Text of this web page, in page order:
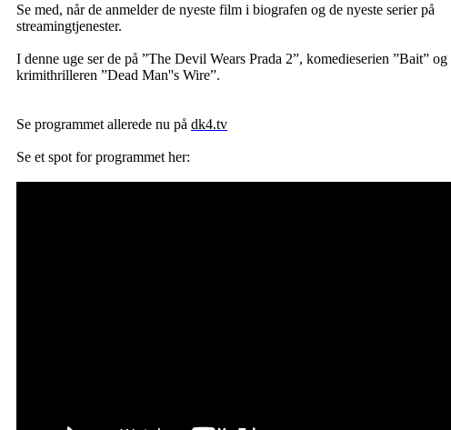
Se med, når de anmelder de nyeste film i biografen og de nyeste serier på
streamingtjenester.
I denne uge ser de på ”The Devil Wears Prada 2”, komedieserien ”Bait” og
krimithrilleren ”Dead Man''s Wire”.
Se programmet allerede nu på dk4.tv
Se et spot for programmet her: